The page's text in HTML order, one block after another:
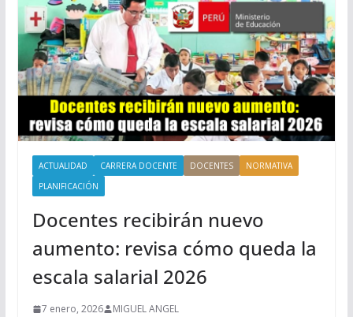
ACTUALIDAD CARRERA DOCENTE DOCENTES
NORMATIVA
PLANIFICACIÓN
Docentes recibirán nuevo
aumento: revisa cómo queda la
escala salarial 2026
7 enero, 2026 MIGUEL ANGEL